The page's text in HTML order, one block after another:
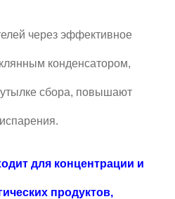
через эффективное
конденсатором,
сбора, повышают
для концентрации и
продуктов,